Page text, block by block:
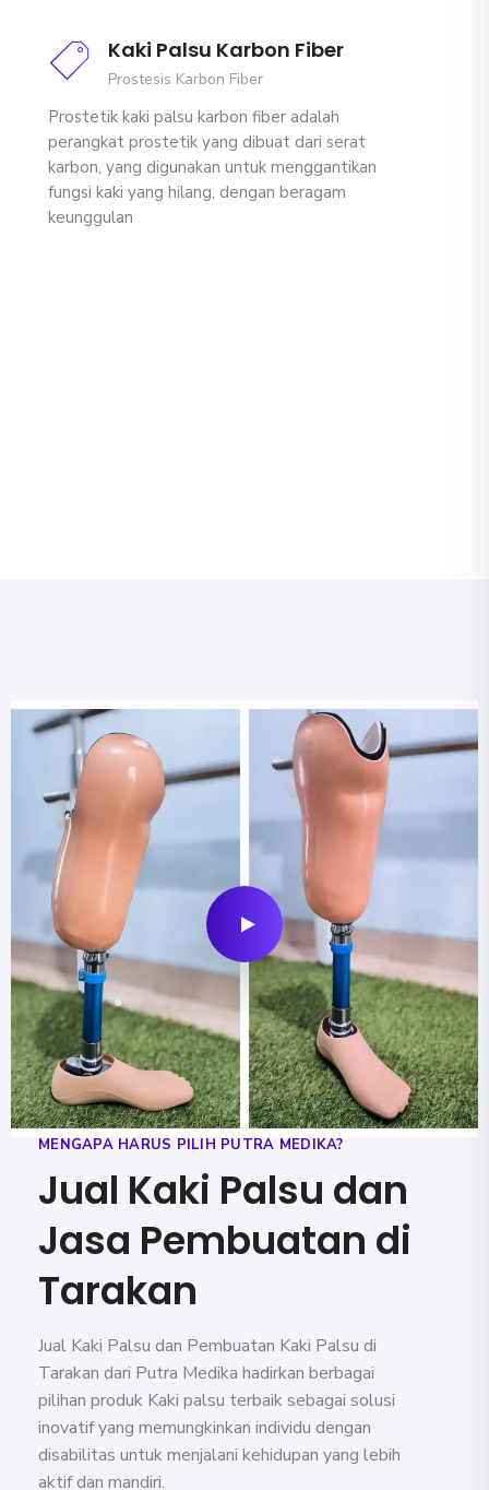
Kaki Palsu Karbon Fiber
Prostesis Karbon Fiber
Prostetik kaki palsu karbon fiber adalah
perangkat prostetik yang dibuat dari serat
karbon, yang digunakan untuk menggantikan
fungsi kaki yang hilang, dengan beragam
keunggulan
MENGAPA HARUS PILIH PUTRA MEDIKA?
Jual Kaki Palsu dan
Jasa Pembuatan di
Tarakan
Jual Kaki Palsu dan Pembuatan Kaki Palsu di
Tarakan dari Putra Medika hadirkan berbagai
pilihan produk Kaki palsu terbaik sebagai solusi
inovatif yang memungkinkan individu dengan
disabilitas untuk menjalani kehidupan yang lebih
aktif dan mandiri.